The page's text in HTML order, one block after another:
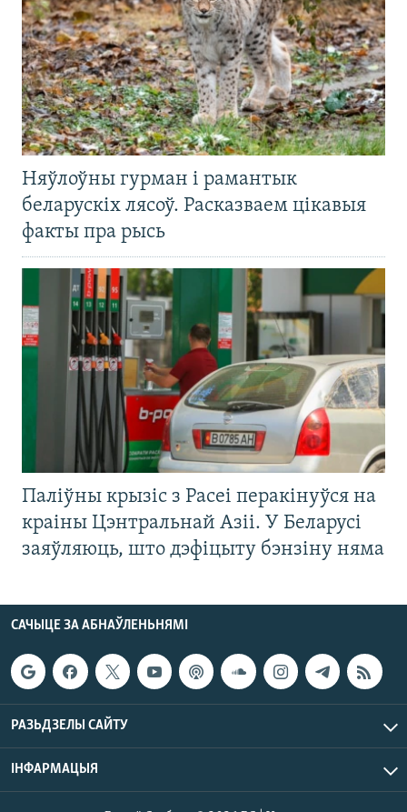
Няўлоўны гурман і рамантык
беларускіх лясоў. Расказваем цікавыя
факты пра рысь
Паліўны крызіс з Расеі перакінуўся на
краіны Цэнтральнай Азіі. У Беларусі
заяўляюць, што дэфіцыту бэнзіну няма
САЧЫЦЕ ЗА АБНАЎЛЕНЬНЯМІ
РАЗЬДЗЕЛЫ САЙТУ
ІНФАРМАЦЫЯ